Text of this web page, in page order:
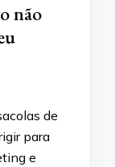
não
de
para
e